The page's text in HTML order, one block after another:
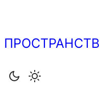
содержимому